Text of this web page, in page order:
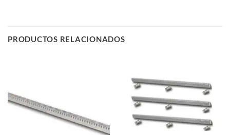
PRODUCTOS RELACIONADOS